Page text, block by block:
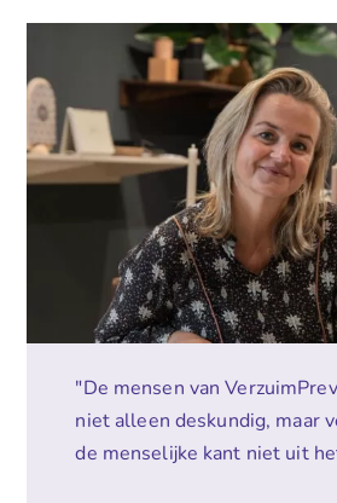
"De mensen van
niet alleen deskundig, maar
de menselijke kant niet uit